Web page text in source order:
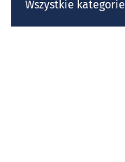
Wszystkie kategorie